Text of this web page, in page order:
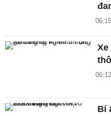
Bí